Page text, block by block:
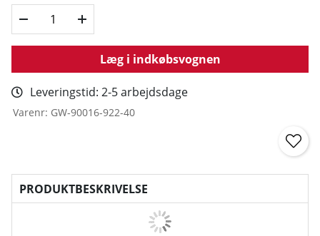
Læg i indkøbsvognen
Leveringstid: 2-5 arbejdsdage
Varenr: GW-90016-922-40
PRODUKTBESKRIVELSE